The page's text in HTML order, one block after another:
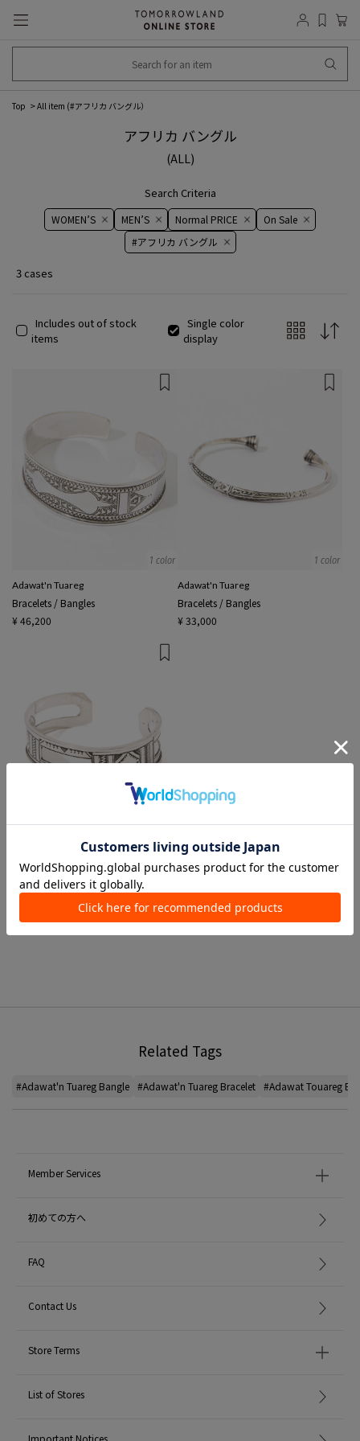
Top All item (#アフリカ バングル）
アフリカ バングル
(ALL)
Search Criteria
WOMEN’S MEN’S Normal PRICE
On ​​Sale​​
#アフリカ バングル
3 cases
Includes out of stock
items
Single color
display
1 color
Adawat'n Tuareg
Bracelets / Bangles
¥ 46,200
1 color
Adawat'n Tuareg
Bracelets / Bangles
¥ 33,000
Adawat'n Tuareg
Bracelets / Bangles
¥ 79,200
Related Tags
#Adawat'n Tuareg Bangle #Adawat'n Tuareg Bracelet #Adawat Touareg
Member Services
初めての方へ
FAQ
Contact Us
Store Terms
List of Stores